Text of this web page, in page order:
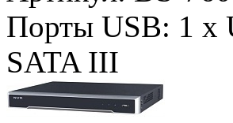
Порты USB: 1 x
SATA III